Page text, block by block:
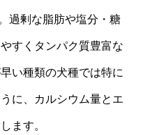
過剰な脂肪や塩分・糖
すくタンパク質豊富な
い種類の犬種では特に
に、カルシウム量とエ
ます。